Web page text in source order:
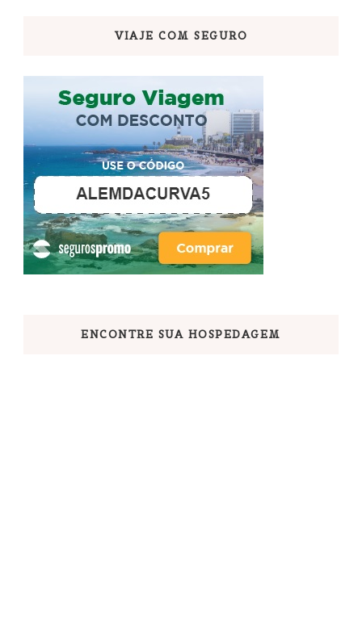
VIAJE COM SEGURO
ENCONTRE SUA HOSPEDAGEM